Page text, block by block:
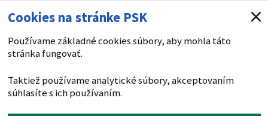
Cookies na stránke PSK
Používame základné cookies súbory, aby mohla táto
stránka fungovať.
Taktiež používame analytické súbory, akceptovaním
súhlasíte s ich používaním.